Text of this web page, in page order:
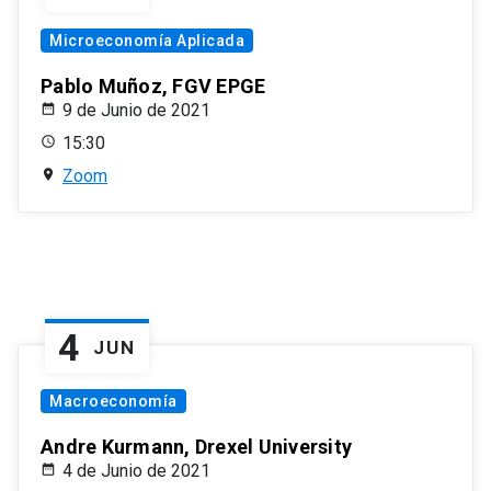
Microeconomía Aplicada
Pablo Muñoz, FGV EPGE
9 de Junio de 2021
15:30
Zoom
4 JUN
Macroeconomía
Andre Kurmann, Drexel University
4 de Junio de 2021